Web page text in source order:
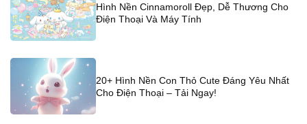
Hình Nền Cinnamoroll Đẹp, Dễ Thương Cho
Điện Thoại Và Máy Tính
20+ Hình Nền Con Thỏ Cute Đáng Yêu Nhất
Cho Điện Thoại – Tải Ngay!